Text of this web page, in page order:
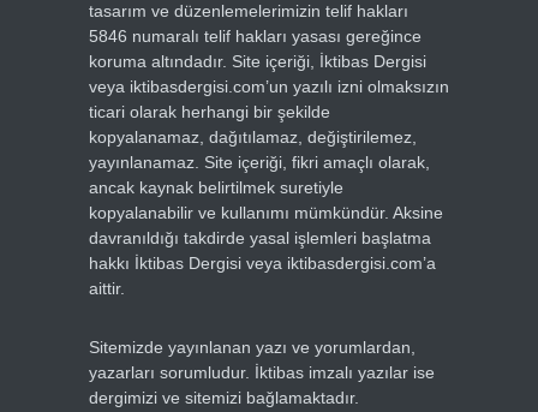
tasarım ve düzenlemelerimizin telif hakları
5846 numaralı telif hakları yasası gereğince
koruma altındadır. Site içeriği, İktibas Dergisi
veya iktibasdergisi.com’un yazılı izni olmaksızın
ticari olarak herhangi bir şekilde
kopyalanamaz, dağıtılamaz, değiştirilemez,
yayınlanamaz. Site içeriği, fikri amaçlı olarak,
ancak kaynak belirtilmek suretiyle
kopyalanabilir ve kullanımı mümkündür. Aksine
davranıldığı takdirde yasal işlemleri başlatma
hakkı İktibas Dergisi veya iktibasdergisi.com’a
aittir.
Sitemizde yayınlanan yazı ve yorumlardan,
yazarları sorumludur. İktibas imzalı yazılar ise
dergimizi ve sitemizi bağlamaktadır.